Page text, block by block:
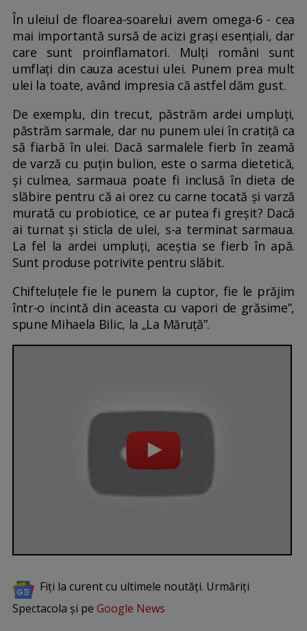
În uleiul de floarea-soarelui avem omega-6 - cea
mai importantă sursă de acizi grași esențiali, dar
care sunt proinflamatori. Mulți români sunt
umflați din cauza acestui ulei. Punem prea mult
ulei la toate, având impresia că astfel dăm gust.
De exemplu, din trecut, păstrăm ardei umpluți,
păstrăm sarmale, dar nu punem ulei în cratiță ca
să fiarbă în ulei. Dacă sarmalele fierb în zeamă
de varză cu puțin bulion, este o sarma dietetică,
și culmea, sarmaua poate fi inclusă în dieta de
slăbire pentru că ai orez cu carne tocată și varză
murată cu probiotice, ce ar putea fi greșit? Dacă
ai turnat și sticla de ulei, s-a terminat sarmaua.
La fel la ardei umpluți, aceștia se fierb în apă.
Sunt produse potrivite pentru slăbit.
Chifteluțele fie le punem la cuptor, fie le prăjim
într-o incintă din aceasta cu vapori de grăsime”,
spune Mihaela Bilic, la „La Măruță”.
Fiți la curent cu ultimele noutăți. Urmăriți
Spectacola și pe Google News